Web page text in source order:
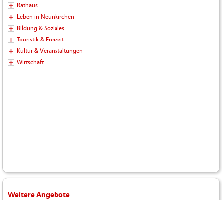
Rathaus
Leben in Neunkirchen
Bildung & Soziales
Touristik & Freizeit
Kultur & Veranstaltungen
Wirtschaft
Weitere Angebote